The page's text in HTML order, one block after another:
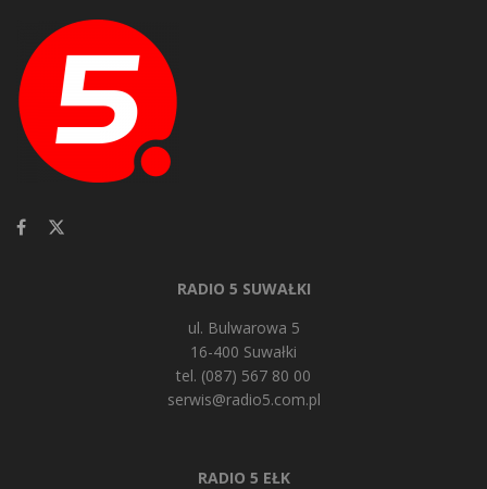
RADIO 5 SUWAŁKI
ul. Bulwarowa 5
16-400 Suwałki
tel. (087) 567 80 00
serwis@radio5.com.pl
RADIO 5 EŁK